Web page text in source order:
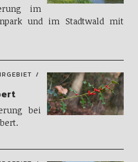
im
und im Stadtwald mit
bei